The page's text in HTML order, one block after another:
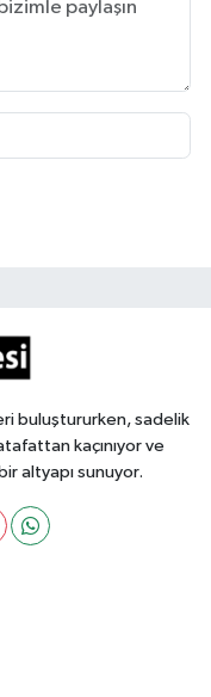
buluştururken, sadelik
kaçınıyor ve
altyapı sunuyor.